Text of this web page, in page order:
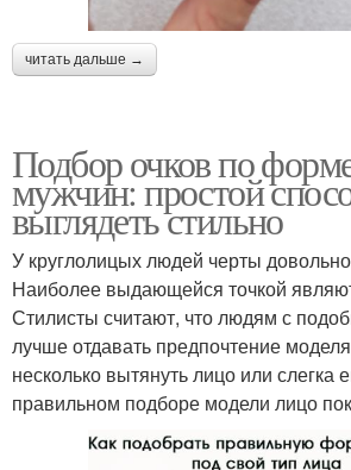
читать дальше →
Подбор очков по
мужчин: простой
выглядеть стильно
У круглолицых людей черты
Наиболее выдающейся точкой
Стилисты считают, что людям с
лучше отдавать предпочтение
несколько вытянуть лицо или слегка
правильном подборе модели лицо